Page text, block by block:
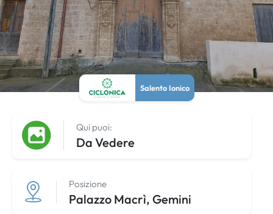
Salento Ionico
Qui puoi:
Da Vedere
Posizione
Palazzo Macrì, Gemini